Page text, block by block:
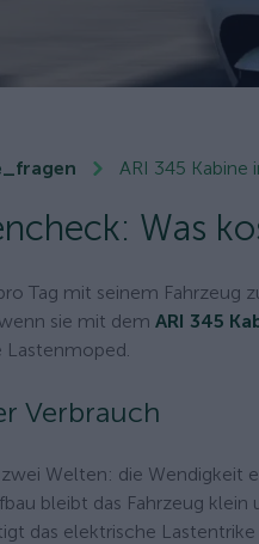
ARI 345 Kabine
Was
Tag mit seinem Fahrzeug
sie mit dem ARI 345
Lastenmoped.
Verbrauch
Welten: die
bleibt das Fahrzeug
das elektrische